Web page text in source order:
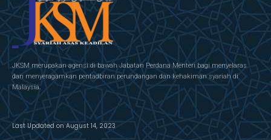
JKSM merupakan agensi di bawah Jabatan Perdana Menteri bagi menyelaras
dan menyeragamkan pentadbiran perundangan dan kehakiman syariah di
Malaysia.
Last Updated on August 14, 2023